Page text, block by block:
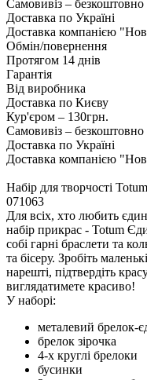
Самовивіз – безкоштовно
Доставка по Україні
Доставка компанією
Обмін/повернення
Протягом 14 днів
Гарантія
Від виробника
Доставка по Києву
Кур'єром – 130грн.
Самовивіз – безкоштовно
Доставка по Україні
Доставка компанією
Набір для творчості
071063
Для всіх, хто любить
набір прикрас - Totum
собі гарні браслети та
та бісеру. Зробіть
нарешті, підтвердіть
виглядатимете красиво!
У наборі:
металевий брелок-
брелок зірочка
4-х круглі брелоки
бусинки